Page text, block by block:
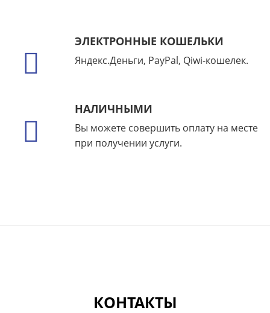
ЭЛЕКТРОННЫЕ КОШЕЛЬКИ
Яндекс.Деньги, PayPal, Qiwi-кошелек.
НАЛИЧНЫМИ
Вы можете совершить оплату на месте
при получении услуги.
КОНТАКТЫ